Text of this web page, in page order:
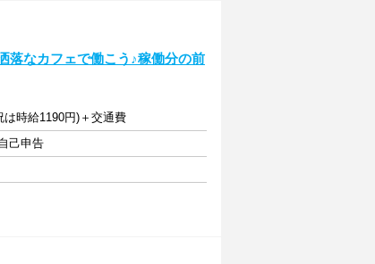
落なカフェで働こう♪稼働分の前
時給1190円)＋交通費
己申告